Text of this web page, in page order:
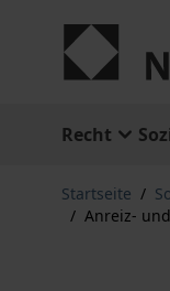
Recht
Startseite /
/ Anreiz-